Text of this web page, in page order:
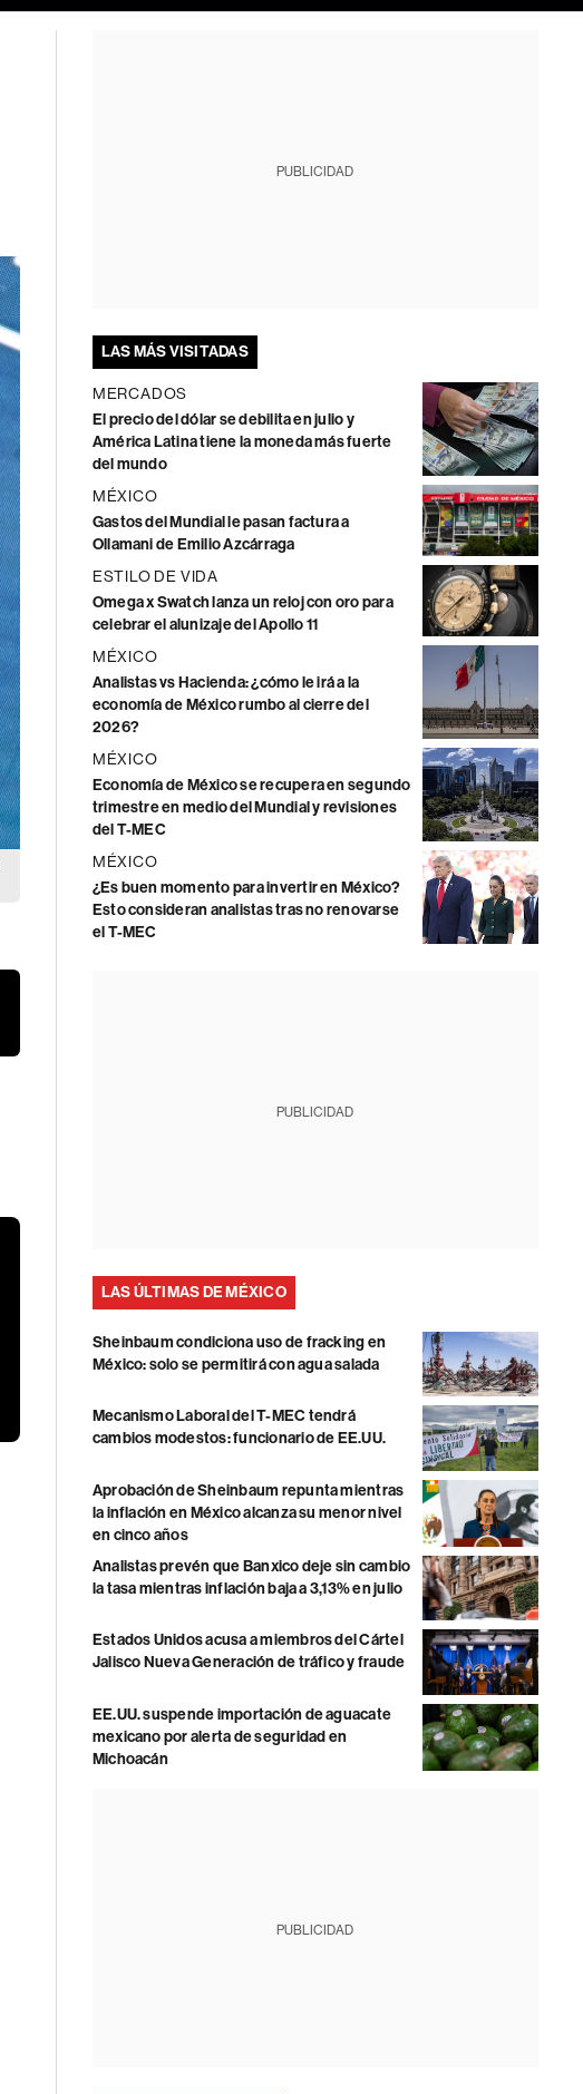
PUBLICIDAD
LAS MÁS VISITADAS
MERCADOS
El precio del dólar se debilita en julio y
América Latina tiene la moneda más fuerte
del mundo
MÉXICO
Gastos del Mundial le pasan factura a
Ollamani de Emilio Azcárraga
ESTILO DE VIDA
Omega x Swatch lanza un reloj con oro para
celebrar el alunizaje del Apollo 11
MÉXICO
Analistas vs Hacienda: ¿cómo le irá a la
economía de México rumbo al cierre del
2026?
MÉXICO
Economía de México se recupera en segundo
trimestre en medio del Mundial y revisiones
del T-MEC
MÉXICO
¿Es buen momento para invertir en México?
Esto consideran analistas tras no renovarse
el T-MEC
PUBLICIDAD
LAS ÚLTIMAS DE MÉXICO
Sheinbaum condiciona uso de fracking en
México: solo se permitirá con agua salada
Mecanismo Laboral del T-MEC tendrá
cambios modestos: funcionario de EE.UU.
Aprobación de Sheinbaum repunta mientras
la inflación en México alcanza su menor nivel
en cinco años
Analistas prevén que Banxico deje sin cambio
la tasa mientras inflación baja a 3,13% en julio
Estados Unidos acusa a miembros del Cártel
Jalisco Nueva Generación de tráfico y fraude
EE.UU. suspende importación de aguacate
mexicano por alerta de seguridad en
Michoacán
PUBLICIDAD